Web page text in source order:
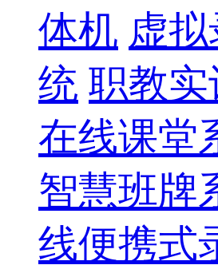
体机 虚
统 职教
在线课堂
智慧班牌
线便携式